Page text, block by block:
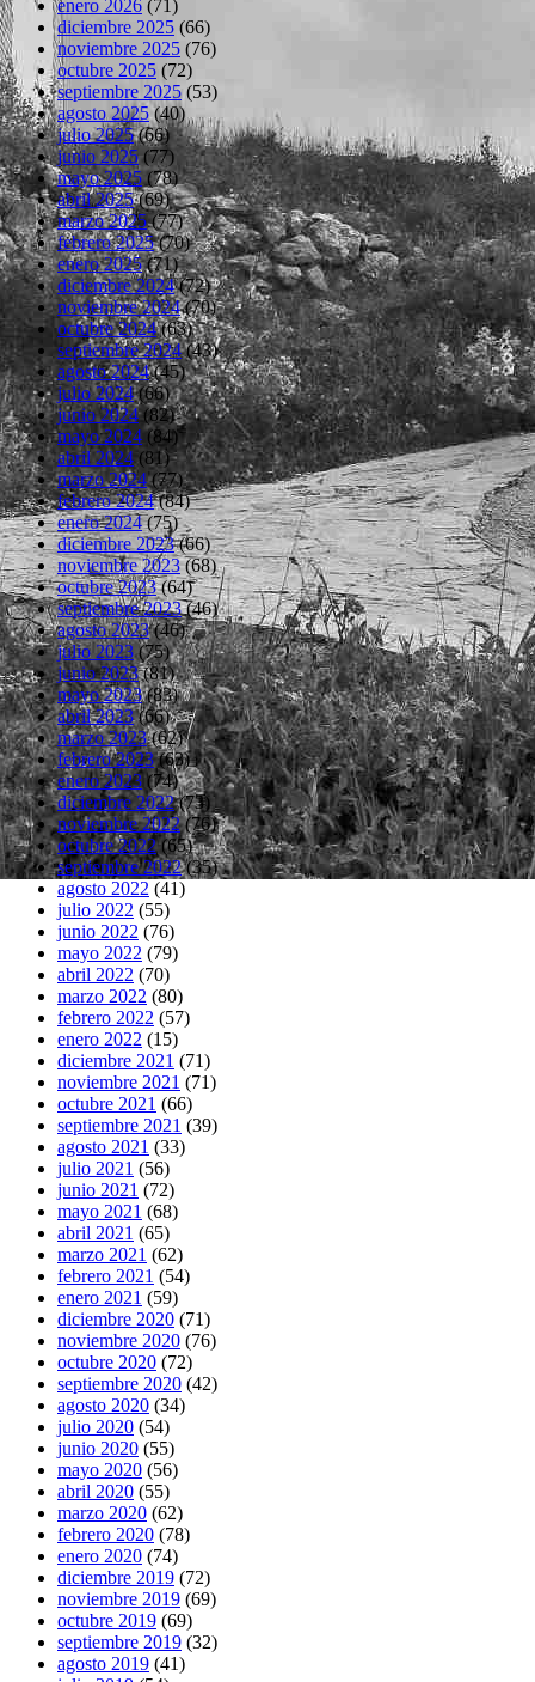
enero 2026 (71)
diciembre 2025 (66)
noviembre 2025 (76)
octubre 2025 (72)
septiembre 2025 (53)
agosto 2025(40)
julio 2025(66)
junio 2025(77)
mayo 2025(78)
abril 2025(69)
marzo 2025(77)
febrero 2025(70)
enero 2025(71)
diciembre 2024(72)
noviembre 2024(70)
octubre 2024(63)
septiembre 2024(43)
agosto 2024(45)
julio 2024(66)
junio 2024(82)
mayo 2024(84)
abril 2024(81)
marzo 2024(77)
febrero 2024(84)
enero 2024(75)
diciembre 2023(66)
noviembre 2023(68)
octubre 2023(64)
septiembre 2023(46)
agosto 2023(46)
julio 2023(75)
junio 2023(81)
mayo 2023(83)
abril 2023(66)
marzo 2023(62)
febrero 2023(63)
enero 2023 (74)
diciembre 2022(73)
noviembre 2022(76)
octubre 2022(65)
septiembre 2022(35)
agosto 2022 (41)
julio 2022 (55)
junio 2022 (76)
mayo 2022 (79)
abril 2022 (70)
marzo 2022 (80)
febrero 2022 (57)
enero 2022 (15)
diciembre 2021 (71)
noviembre 2021 (71)
octubre 2021 (66)
septiembre 2021 (39)
agosto 2021 (33)
julio 2021 (56)
junio 2021 (72)
mayo 2021 (68)
abril 2021 (65)
marzo 2021 (62)
febrero 2021 (54)
enero 2021 (59)
diciembre 2020 (71)
noviembre 2020 (76)
octubre 2020 (72)
septiembre 2020 (42)
agosto 2020 (34)
julio 2020 (54)
junio 2020 (55)
mayo 2020 (56)
abril 2020 (55)
marzo 2020 (62)
febrero 2020 (78)
enero 2020 (74)
diciembre 2019 (72)
noviembre 2019 (69)
octubre 2019 (69)
septiembre 2019 (32)
agosto 2019 (41)